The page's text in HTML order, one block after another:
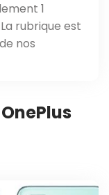
1
rubrique est
nos